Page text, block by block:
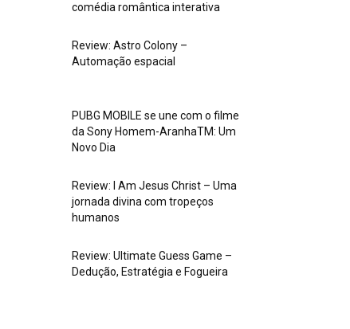
comédia romântica interativa
Review: Astro Colony –
Automação espacial
PUBG MOBILE se une com o filme
da Sony Homem-AranhaTM: Um
Novo Dia
Review: I Am Jesus Christ – Uma
jornada divina com tropeços
humanos
Review: Ultimate Guess Game –
Dedução, Estratégia e Fogueira